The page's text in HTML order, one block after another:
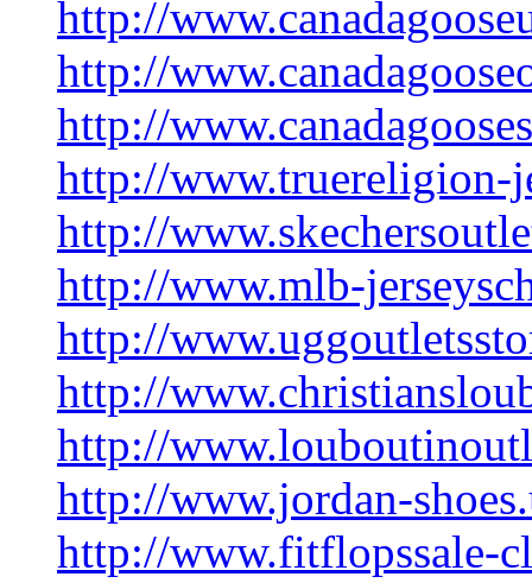
http://
http://
http://
http://www.truereligion-
http://
http://www.mlb-
http://
http://
http://
http://www.jordan-
http://www.fitflopssale-